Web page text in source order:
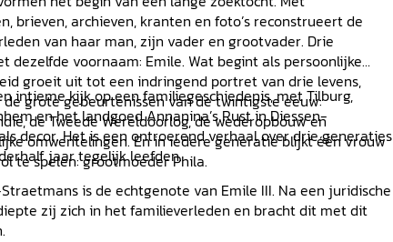
brieven, archieven, kranten en foto’s reconstrueert de
van haar man, zijn vader en grootvader. Drie
dezelfde voornaam: Emile. Wat begint als persoonlijke
groeit uit tot een indringend portret van drie levens,
grote gebeurtenissen van de twintigste eeuw:
de Tweede Wereldoorlog, de wederopbouw en
omwentelingen. En in iedere generatie blijkt één vrouw
te spelen: grootmoeder Phila.
intieme kijk op een familiegeschiedenis, met Tilburg,
en het landgoed Annanina’s Rust in Diessen-
decor. Het is een ontroerend verhaal over drie generaties
jaar tegelijk leefden.
is de echtgenote van Emile III. Na een juridische
zij zich in het familieverleden en bracht dit met dit